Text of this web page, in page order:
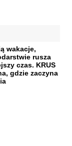
wakacje,
rusza
czas. KRUS
gdzie zaczyna